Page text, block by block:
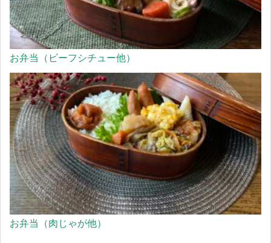
お弁当（ビーフシチュー他）
お弁当（肉じゃが他）